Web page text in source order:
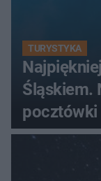
TURYSTYKA
Śląskiem.
pocztówki